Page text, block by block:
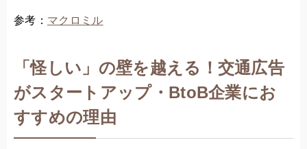
参考： マクロミル
「怪しい」の壁を越える！交通広告
がスタートアップ・BtoB企業にお
すすめの理由